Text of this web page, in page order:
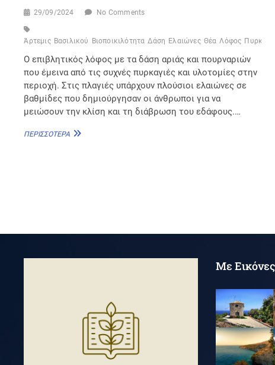
29/09/2024 No Comments
Άρτεμις Βασιλικού Βιοποικιλότητα Δάση Ελαιώνες Θέα Λόφος
Ο επιβλητικός λόφος με τα δάση αριάς και πουρναριών
που έμεινα από τις συχνές πυρκαγιές και υλοτομίες στην
περιοχή. Στις πλαγιές υπάρχουν πλούσιοι ελαιώνες σε
βαθμίδες που δημιούργησαν οι άνθρωποι για να
μειώσουν την κλίση και τη διάβρωση του εδάφους.…
ΠΕΡΙΣΣΌΤΕΡΑ ΘΈΣΗ
Με Εικόνες